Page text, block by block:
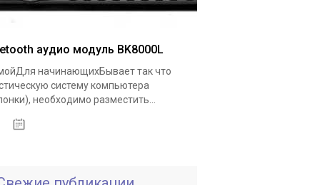
аудио модуль BK8000L
начинающихБывает так что
систему компьютера
необходимо разместить...